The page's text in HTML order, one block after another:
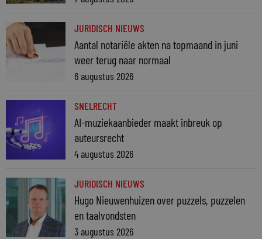
JURIDISCH NIEUWS
Aantal notariële akten na topmaand in juni
weer terug naar normaal
6 augustus 2026
SNELRECHT
AI-muziekaanbieder maakt inbreuk op
auteursrecht
4 augustus 2026
JURIDISCH NIEUWS
Hugo Nieuwenhuizen over puzzels, puzzelen
en taalvondsten
3 augustus 2026